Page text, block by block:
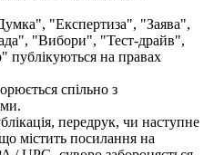
"Експертиза", "Заява",
"Вибори", "Тест-драйв",
на правах
спільно з
передрук, чи наступне
містить посилання на